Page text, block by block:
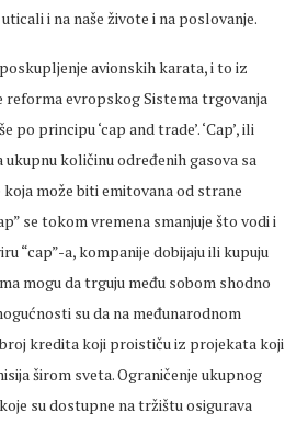
i na naše živote i na poslovanje.
avionskih karata, i to iz
reforma evropskog Sistema trgovanja
po principu ‘cap and trade’. ‘Cap’, ili
količinu određenih gasova sa
može biti emitovana od strane
se tokom vremena smanjuje što vodi i
“cap”-a, kompanije dobijaju ili kupuju
mogu da trguju među sobom shodno
su da na međunarodnom
kredita koji proističu iz projekata koji
širom sveta. Ograničenje ukupnog
su dostupne na tržištu osigurava